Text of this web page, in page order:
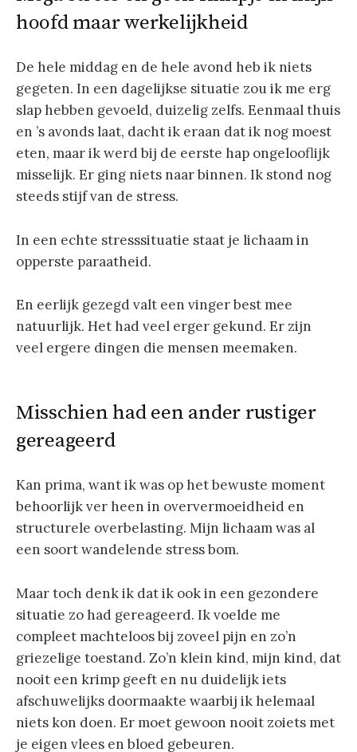
hoofd maar werkelijkheid
De hele middag en de hele avond heb ik niets
gegeten. In een dagelijkse situatie zou ik me erg
slap hebben gevoeld, duizelig zelfs. Eenmaal thuis
en ’s avonds laat, dacht ik eraan dat ik nog moest
eten, maar ik werd bij de eerste hap ongelooflijk
misselijk. Er ging niets naar binnen. Ik stond nog
steeds stijf van de stress.
In een echte stresssituatie staat je lichaam in
opperste paraatheid.
En eerlijk gezegd valt een vinger best mee
natuurlijk. Het had veel erger gekund. Er zijn
veel ergere dingen die mensen meemaken.
Misschien had een ander rustiger
gereageerd
Kan prima, want ik was op het bewuste moment
behoorlijk ver heen in oververmoeidheid en
structurele overbelasting. Mijn lichaam was al
een soort wandelende stress bom.
Maar toch denk ik dat ik ook in een gezondere
situatie zo had gereageerd. Ik voelde me
compleet machteloos bij zoveel pijn en zo’n
griezelige toestand. Zo’n klein kind, mijn kind, dat
nooit een krimp geeft en nu duidelijk iets
afschuwelijks doormaakte waarbij ik helemaal
niets kon doen. Er moet gewoon nooit zoiets met
je eigen vlees en bloed gebeuren.